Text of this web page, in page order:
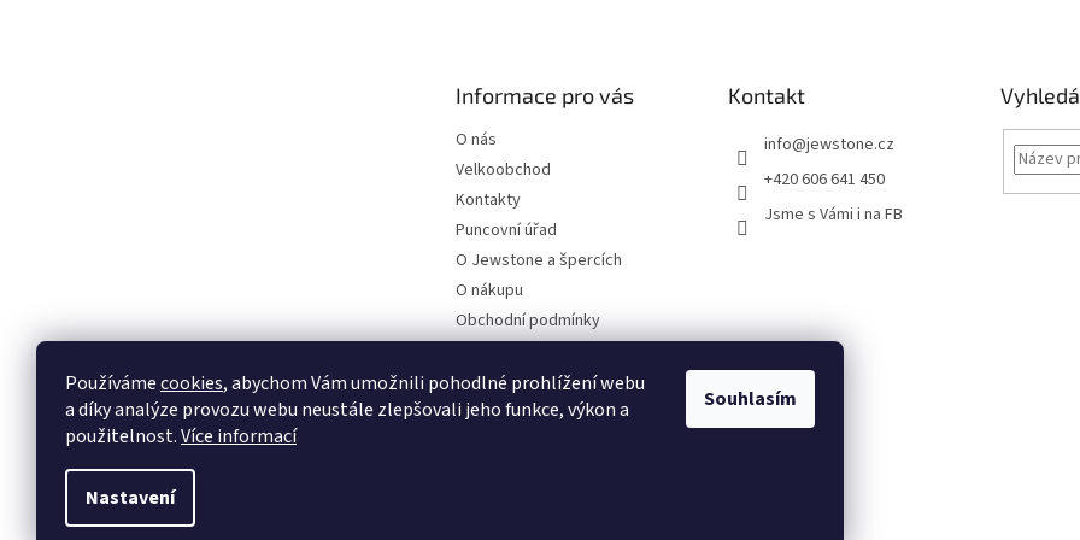
Používámecookies, abychom Vám umožnili pohodlné prohlížení webu
a díky analýze provozu webu neustále zlepšovali jeho funkce, výkon a
použitelnost.Více informací
Nastavení
Souhlasím
Informace pro vás
O nás
Velkoobchod
Kontakty
Puncovní úřad
O Jewstone a špercích
O nákupu
Obchodní podmínky
Kontakt
info@jewstone.cz
+420 606 641 450
Jsme s Vámi i na FB
Najdete nás i naMALL.CZ